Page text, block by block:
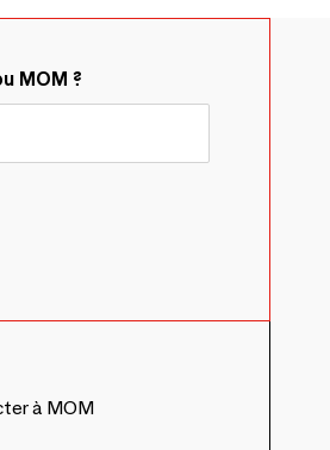
MOM ?
à MOM